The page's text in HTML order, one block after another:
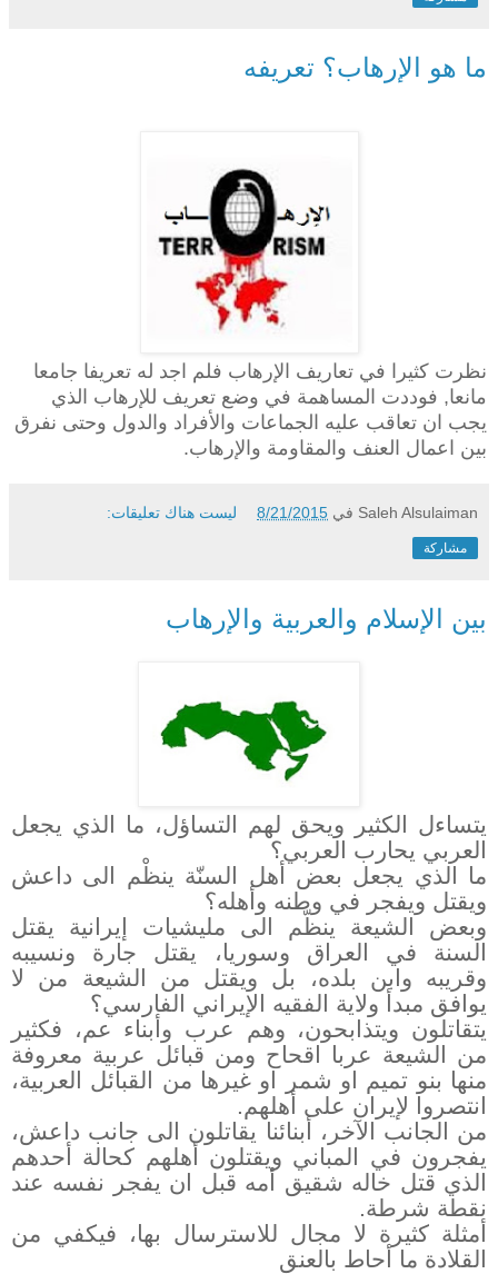
ما هو الإرهاب؟ تعريفه
نظرت كثيرا في تعاريف الإرهاب فلم اجد له تعريفا جامعا
مانعا, فوددت المساهمة في وضع تعريف للإرهاب الذي
يجب ان تعاقب عليه الجماعات والأفراد والدول وحتى نفرق
بين اعمال العنف والمقاومة والإرهاب.
Saleh Alsulaiman في 8/21/2015 ليست هناك تعليقات:
مشاركة
بين الإسلام والعربية والإرهاب
يتساءل الكثير ويحق لهم التساؤل، ما الذي يجعل
العربي يحارب العربي؟
ما الذي يجعل بعض أهل السنّة ينظْم الى داعش
ويقتل ويفجر في وطنه وأهله؟
وبعض الشيعة ينظّم الى مليشيات إيرانية يقتل
السنة في العراق وسوريا، يقتل جارة ونسيبه
وقريبه وابن بلده، بل ويقتل من الشيعة من لا
يوافق مبدأ ولاية الفقيه الإيراني الفارسي؟
يتقاتلون ويتذابحون، وهم عرب وأبناء عم، فكثير
من الشيعة عربا اقحاح ومن قبائل عربية معروفة
منها بنو تميم او شمر او غيرها من القبائل العربية،
انتصروا لإيران على أهلهم.
من الجانب الآخر، أبنائنا يقاتلون الى جانب داعش،
يفجرون في المباني ويقتلون أهلهم كحالة أحدهم
الذي قتل خاله شقيق أمه قبل ان يفجر نفسه عند
نقطة شرطة.
أمثلة كثيرة لا مجال للاسترسال بها، فيكفي من
القلادة ما أحاط بالعنق